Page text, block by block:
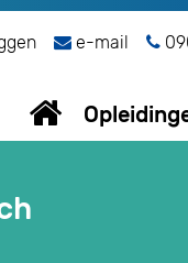
e-mail